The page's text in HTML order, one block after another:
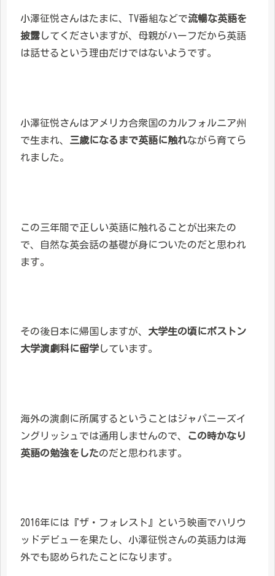
小澤征悦さんはたまに、TV番組などで流暢な英語を
披露してくださいますが、母親がハーフだから英語
は話せるという理由だけではないようです。
小澤征悦さんはアメリカ合衆国のカルフォルニア州
で生まれ、
三歳になるまで英語に触れながら育てら
れました。
この三年間で正しい英語に触れることが出来たの
で、自然な英会話の基礎が身についたのだと思われ
ます。
その後日本に帰国しますが、 大学生の頃にボストン
大学演劇科に留学しています。
海外の演劇に所属するということはジャパニーズイ
ングリッシュでは通用しませんので、
この時かなり
英語の勉強をしたのだと思われます。
2016年には『ザ・フォレスト』という映画でハリウ
ッドデビューを果たし、小澤征悦さんの英語力は海
外でも認められたことになります。